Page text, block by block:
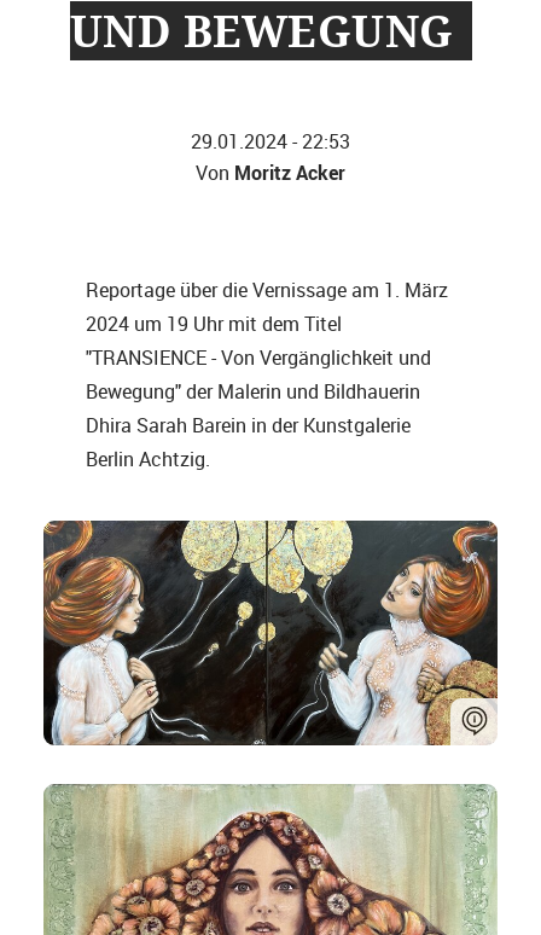
UND BEWEGUNG
29.01.2024 - 22:53
Von Moritz Acker
Reportage über die Vernissage am 1. März
2024 um 19 Uhr mit dem Titel
"TRANSIENCE - Von Vergänglichkeit und
Bewegung" der Malerin und Bildhauerin
Dhira Sarah Barein in der Kunstgalerie
Berlin Achtzig.